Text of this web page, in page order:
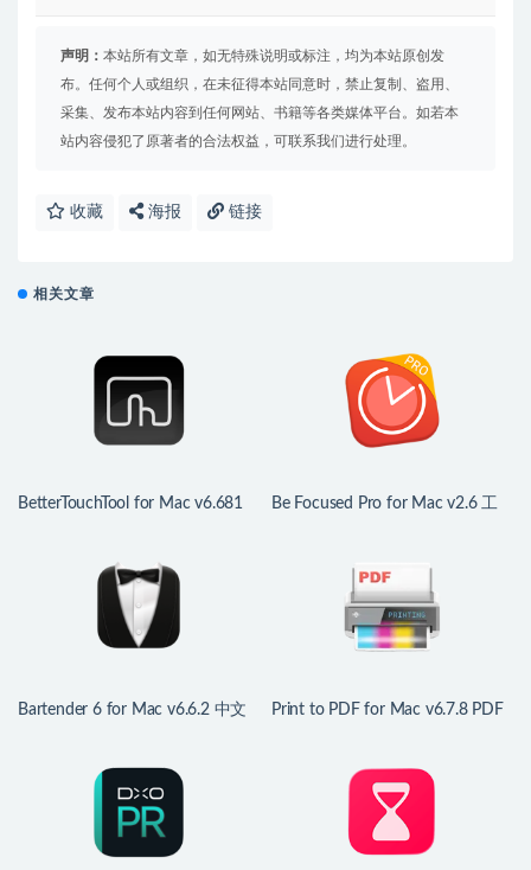
声明： 本站所有文章，如无特殊说明或标注，均为本站原创发
布。任何个人或组织，在未征得本站同意时，禁止复制、盗用、
采集、发布本站内容到任何网站、书籍等各类媒体平台。如若本
站内容侵犯了原著者的合法权益，可联系我们进行处理。
收藏 海报 链接
相关文章
BetterTouchTool for Mac v6.681
Be Focused Pro for Mac v2.6 工
Bartender 6 for Mac v6.6.2 中文
Print to PDF for Mac v6.7.8 PDF